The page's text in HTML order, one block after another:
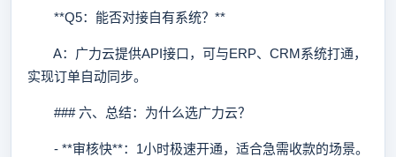
**Q5：能否对接自有系统？**
A：广力云提供API接口，可与ERP、CRM系统打通，
实现订单自动同步。
### 六、总结：为什么选广力云？
- **审核快**：1小时极速开通，适合急需收款的场景。